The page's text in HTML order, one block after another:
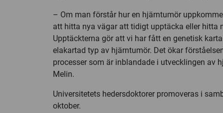
– Om man förstår hur en hjärntumör
att hitta nya vägar att tidigt upptäcka eller hitta
Upptäckterna gör att vi har fått en genetisk
elakartad typ av hjärntumör. Det ökar
processer som är inblandade i utvecklingen av
Melin.
Universitetets hedersdoktorer promoveras i
oktober.